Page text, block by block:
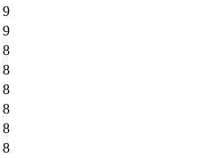
9
9
8
8
8
8
8
8